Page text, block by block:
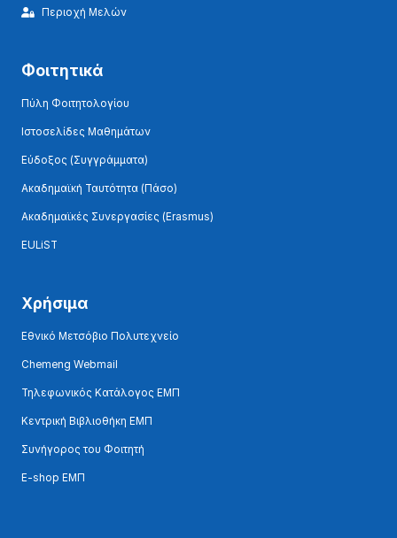
Περιοχή Μελών
Φοιτητικά
Πύλη Φοιτητολογίου
Ιστοσελίδες Μαθημάτων
Εύδοξος (Συγγράμματα)
Ακαδημαϊκή Ταυτότητα (Πάσο)
Ακαδημαϊκές Συνεργασίες (Erasmus)
EULiST
Χρήσιμα
Εθνικό Μετσόβιο Πολυτεχνείο
Chemeng Webmail
Τηλεφωνικός Κατάλογος ΕΜΠ
Κεντρική Βιβλιοθήκη ΕΜΠ
Συνήγορος του Φοιτητή
E-shop ΕΜΠ